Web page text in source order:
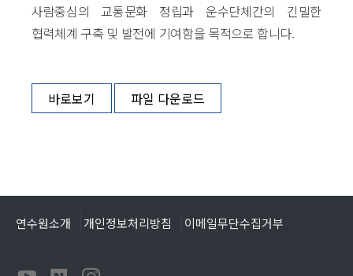
사람중심의 교통문화 정립과 운수단체간의 긴밀한
협력체계 구축 및 발전에 기여함을 목적으로 합니다.
바로보기 파일 다운로드
연수원소개 개인정보처리방침 이메일무단수집거부